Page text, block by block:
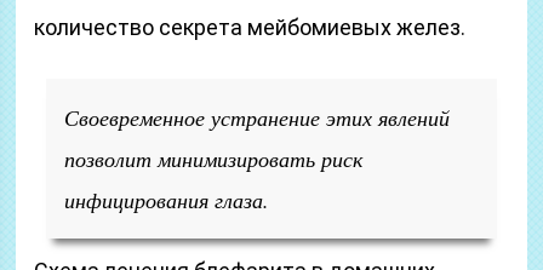
количество секрета мейбомиевых желез.
Своевременное устранение этих явлений
позволит минимизировать риск
инфицирования глаза.